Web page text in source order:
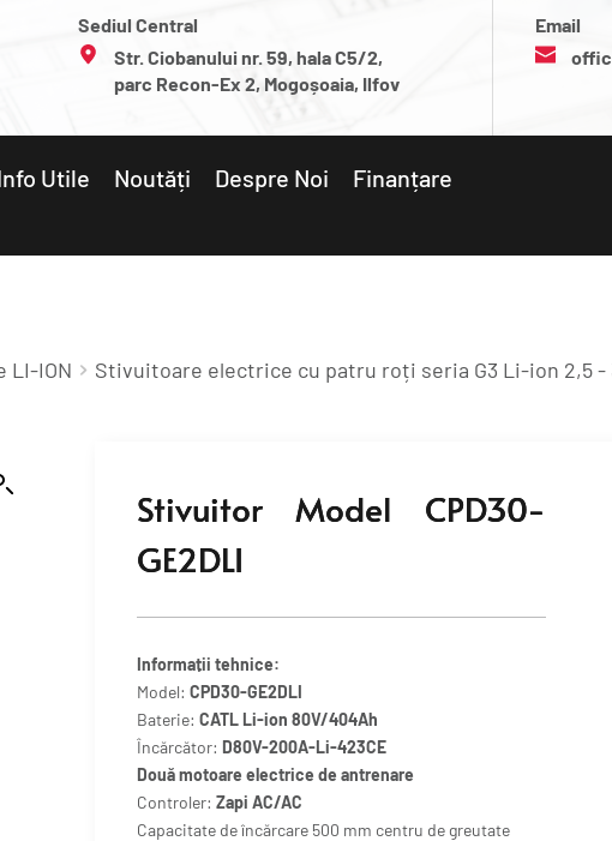
Sediul Central
Str. Ciobanului nr. 59, hala C5/2,
parc Recon-Ex 2, Mogoșoaia, Ilfov
Email
Utile Noutăți Despre Noi
Finanțare
LI-ION Stivuitoare electrice cu patru roți seria G3 Li-ion 2,5 -
Stivuitor Model CPD30-
GE2DLI
Informații tehnice:
Model:CPD30-GE2DLI
Baterie:CATL Li-ion 80V/404Ah
Încărcător:D80V-200A-Li-423CE
Două motoare electrice de antrenare
Controler:Zapi AC/AC
Capacitate de încărcare 500 mm centru de greutate